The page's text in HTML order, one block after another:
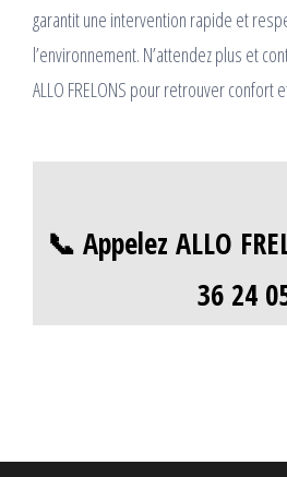
garantit une intervention rapide et
l’environnement. N’attendez plus et
ALLO FRELONS pour retrouver confort
📞 Appelez ALLO
36 24